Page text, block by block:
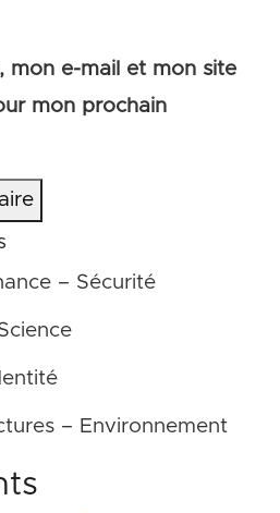
mon e-mail et mon site
mon prochain
– Sécurité
– Environnement